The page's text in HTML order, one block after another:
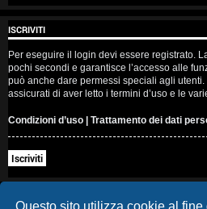
Questo sito utilizza cookie al fine
e
n
z
a
r
i
ISCRIVITI
Per eseguire il login devi essere registrato.
pochi secondi e garantisce l’accesso alle
può anche dare permessi speciali agli
assicurati di aver letto i termini d’uso e le
Condizioni d’uso | Trattamento dei dati
Iscriviti
Casa DAG Cancella